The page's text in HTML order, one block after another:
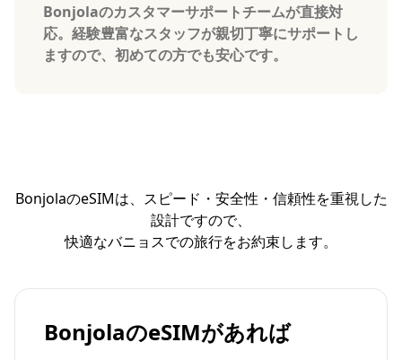
Bonjolaのカスタマーサポートチームが直接対
応。経験豊富なスタッフが親切丁寧にサポートし
ますので、初めての方でも安心です。
BonjolaのeSIMは、スピード・安全性・信頼性を重視した
設計ですので、
快適なバニョスでの旅行をお約束します。
BonjolaのeSIMがあれば